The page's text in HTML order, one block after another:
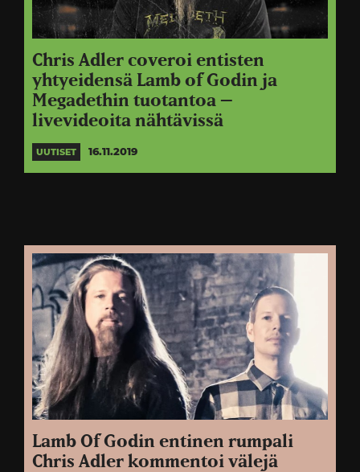
Chris Adler coveroi entisten
yhtyeidensä Lamb of Godin ja
Megadethin tuotantoa –
livevideoita nähtävissä
UUTISET 16.11.2019
Lamb Of Godin entinen rumpali
Chris Adler kommentoi välejä